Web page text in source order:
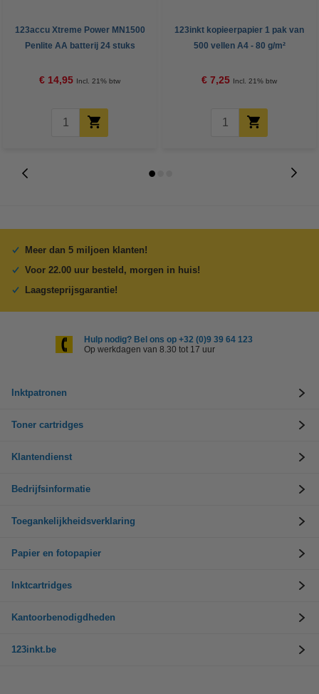
123accu Xtreme Power MN1500
Penlite AA batterij 24 stuks
€ 14,95 Incl. 21% btw
123inkt kopieerpapier 1 pak van
500 vellen A4 - 80 g/m²
€ 7,25 Incl. 21% btw
Meer dan 5 miljoen klanten!
Voor 22.00 uur besteld, morgen in huis!
Laagsteprijsgarantie!
Hulp nodig? Bel ons op +32 (0)9 39 64 123
Op werkdagen van 8.30 tot 17 uur
Inktpatronen
Toner cartridges
Klantendienst
Bedrijfsinformatie
Toegankelijkheidsverklaring
Papier en fotopapier
Inktcartridges
Kantoorbenodigdheden
123inkt.be